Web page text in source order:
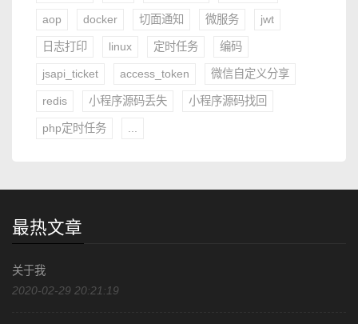
aop docker 切面通知 微服务 jwt
日志打印 linux 定时任务 编码
jsapi_ticket access_token 微信自定义分享
redis 小程序源码丢失 小程序源码找回
php定时任务
最热文章
关于我
2020-02-29 20:21:19